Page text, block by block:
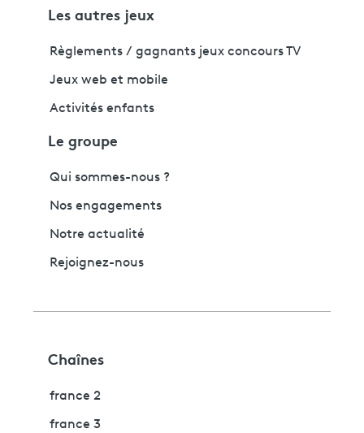
Les autres jeux
Règlements / gagnants jeux concours TV
Jeux web et mobile
Activités enfants
Le groupe
Qui sommes-nous ?
Nos engagements
Notre actualité
Rejoignez-nous
Chaînes
france 2
france 3